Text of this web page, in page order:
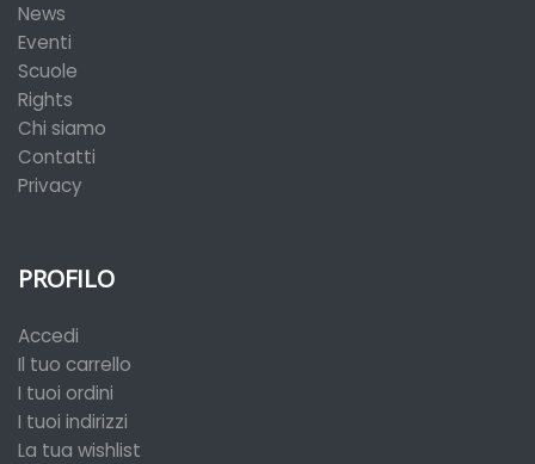
News
Eventi
Scuole
Rights
Chi siamo
Contatti
Privacy
PROFILO
Accedi
Il tuo carrello
I tuoi ordini
I tuoi indirizzi
La tua wishlist